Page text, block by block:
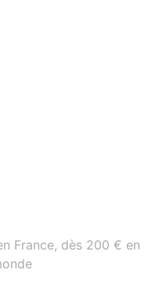
France, dès 200 € en